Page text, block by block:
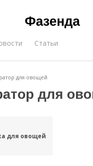
Фазенда
Статьи
для овощей
для
для овощей